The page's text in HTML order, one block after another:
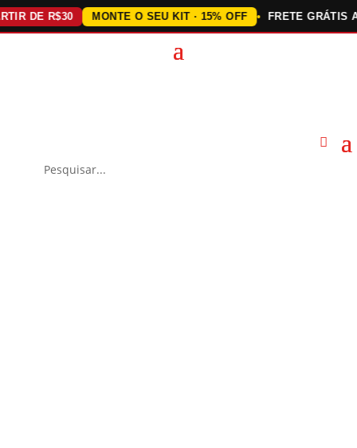
DE R$30 MONTE O SEU KIT · 15% OFF FRETE GRÁTIS